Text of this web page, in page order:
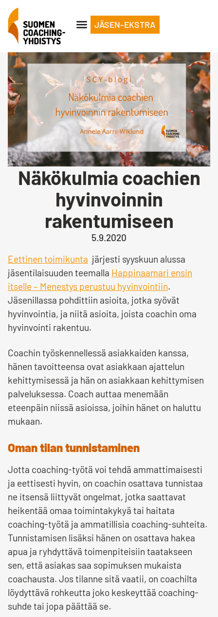
JÄSEN-EKSTRA
Näkökulmia coachien
hyvinvoinnin
rakentumiseen
5.9.2020
Eettinen toimikunta järjesti syyskuun alussa
jäsentilaisuuden teemalla Happinaamari ensin
itselle – Menestys perustuu hyvinvointiin.
Jäsenillassa pohdittiin asioita, jotka syövät
hyvinvointia, ja niitä asioita, joista coachin oma
hyvinvointi rakentuu.
Coachin työskennellessä asiakkaiden kanssa,
hänen tavoitteensa ovat asiakkaan ajattelun
kehittymisessä ja hän on asiakkaan kehittymisen
palveluksessa. Coach auttaa menemään
eteenpäin niissä asioissa, joihin hänet on haluttu
mukaan.
Oman tilan tunnistaminen
Jotta coaching-työtä voi tehdä ammattimaisesti
ja eettisesti hyvin, on coachin osattava tunnistaa
ne itsensä liittyvät ongelmat, jotka saattavat
heikentää omaa toimintakykyä tai haitata
coaching-työtä ja ammatillisia coaching-suhteita.
Tunnistamisen lisäksi hänen on osattava hakea
apua ja ryhdyttävä toimenpiteisiin taatakseen
sen, että asiakas saa sopimuksen mukaista
coachausta. Jos tilanne sitä vaatii, on coachilta
löydyttävä rohkeutta joko keskeyttää coaching-
suhde tai jopa päättää se.